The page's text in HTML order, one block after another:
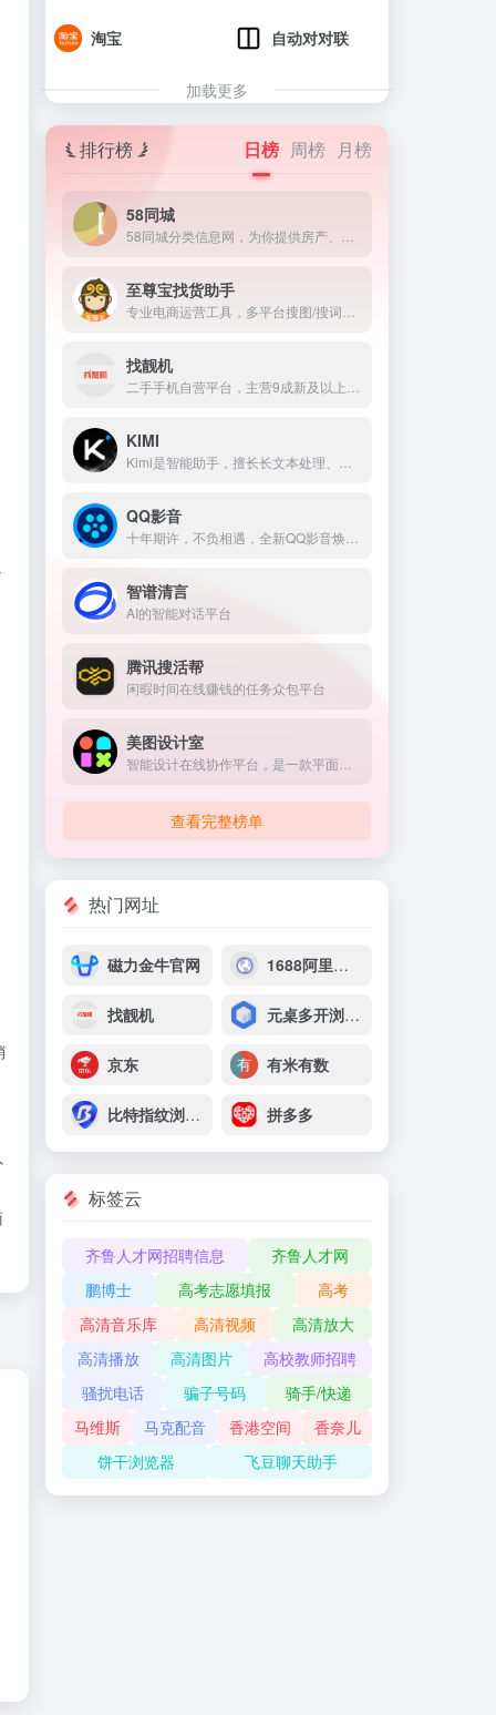
淘宝 自动对对联
加载更多
排行榜 日榜 周榜 月榜
58同城
至尊宝找货助手
找靓机
KIMI
QQ影音
智谱清言
AI的智能对话平台
腾讯搜活帮
闲暇时间在线赚钱的任务众包平台
美图设计室
查看完整榜单
热门网址
磁力金牛官网 1688阿里巴巴采购批发网
找靓机 元桌多开浏览器
京东 有米有数
比特指纹浏览器 拼多多
标签云
齐鲁人才网招聘信息
齐鲁人才网
鹏博士
高考志愿填报
高考
高清音乐库
高清视频
高清放大
高清播放
高清图片
高校教师招聘
骚扰电话
骗子号码
骑手/快递
马维斯
马克配音 香港空间
香奈儿
饼干浏览器
飞豆聊天助手